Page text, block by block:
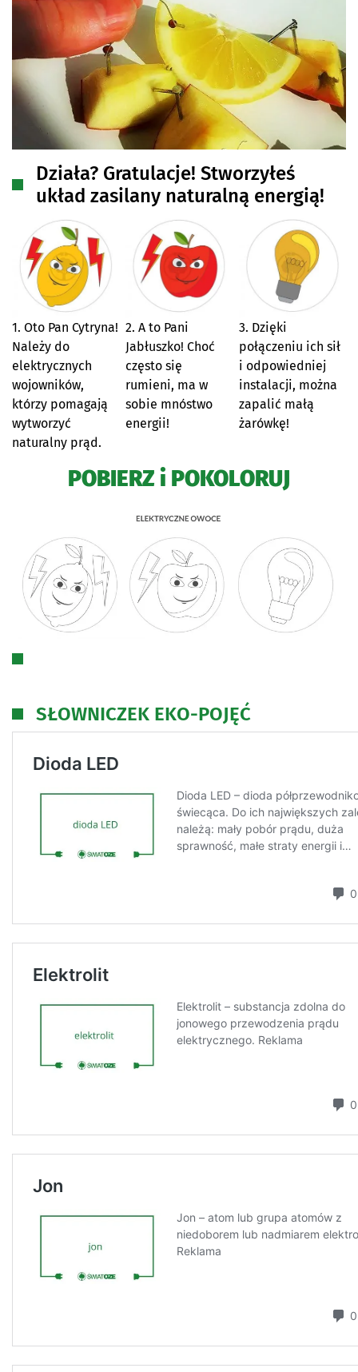
Działa? Gratulacje! Stworzyłeś
układ zasilany naturalną energią!
1. Oto Pan Cytryna!
Należy do
elektrycznych
wojowników,
którzy pomagają
wytworzyć
naturalny prąd.
2. A to Pani
Jabłuszko! Choć
często się
rumieni, ma w
sobie mnóstwo
energii!
3. Dzięki
połączeniu ich sił
i odpowiedniej
instalacji, można
zapalić małą
żarówkę!
POBIERZ i POKOLORUJ
SŁOWNICZEK EKO-POJĘĆ